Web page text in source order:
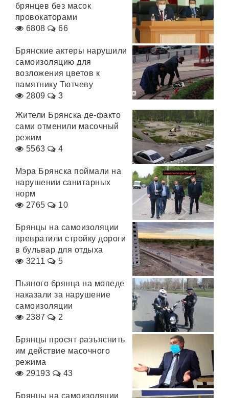
брянцев без масок
провокаторами
6808
66
Брянские актеры нарушили
самоизоляцию для
возложения цветов к
памятнику Тютчеву
2809
3
Жители Брянска де-факто
сами отменили масочный
режим
5563
4
Мэра Брянска поймали на
нарушении санитарных
норм
2765
10
Брянцы на самоизоляции
превратили стройку дороги
в бульвар для отдыха
3211
5
Пьяного брянца на мопеде
наказали за нарушение
самоизоляции
2387
2
Брянцы просят разъяснить
им действие масочного
режима
29193
43
Брянцы на самоизоляции